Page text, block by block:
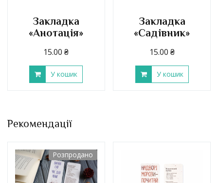
Закладка
«Анотація»
15.00₴
У кошик
Закладка
«Садівник»
15.00 ₴
У кошик
Рекомендації
Розпродано